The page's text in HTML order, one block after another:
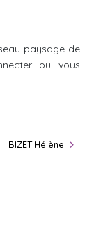
paysage de
ou vous
BIZET Hélène